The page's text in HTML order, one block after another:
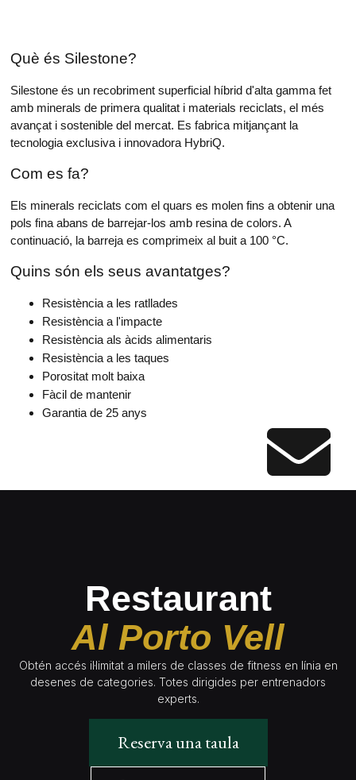
Què és Silestone?
Silestone és un recobriment superficial híbrid d'alta gamma fet
amb minerals de primera qualitat i materials reciclats, el més
avançat i sostenible del mercat. Es fabrica mitjançant la
tecnologia exclusiva i innovadora HybriQ.
Com es fa?
Els minerals reciclats com el quars es molen fins a obtenir una
pols fina abans de barrejar-los amb resina de colors. A
continuació, la barreja es comprimeix al buit a 100 °C.
Quins són els seus avantatges?
Resistència a les ratllades
Resistència a l'impacte
Resistència als àcids alimentaris
Resistència a les taques
Porositat molt baixa
Fàcil de mantenir
Garantia de 25 anys
Restaurant
Al Porto Vell
Obtén accés il·limitat a milers de classes de fitness en línia en
desenes de categories. Totes dirigides per entrenadors
experts.
Reserva una taula